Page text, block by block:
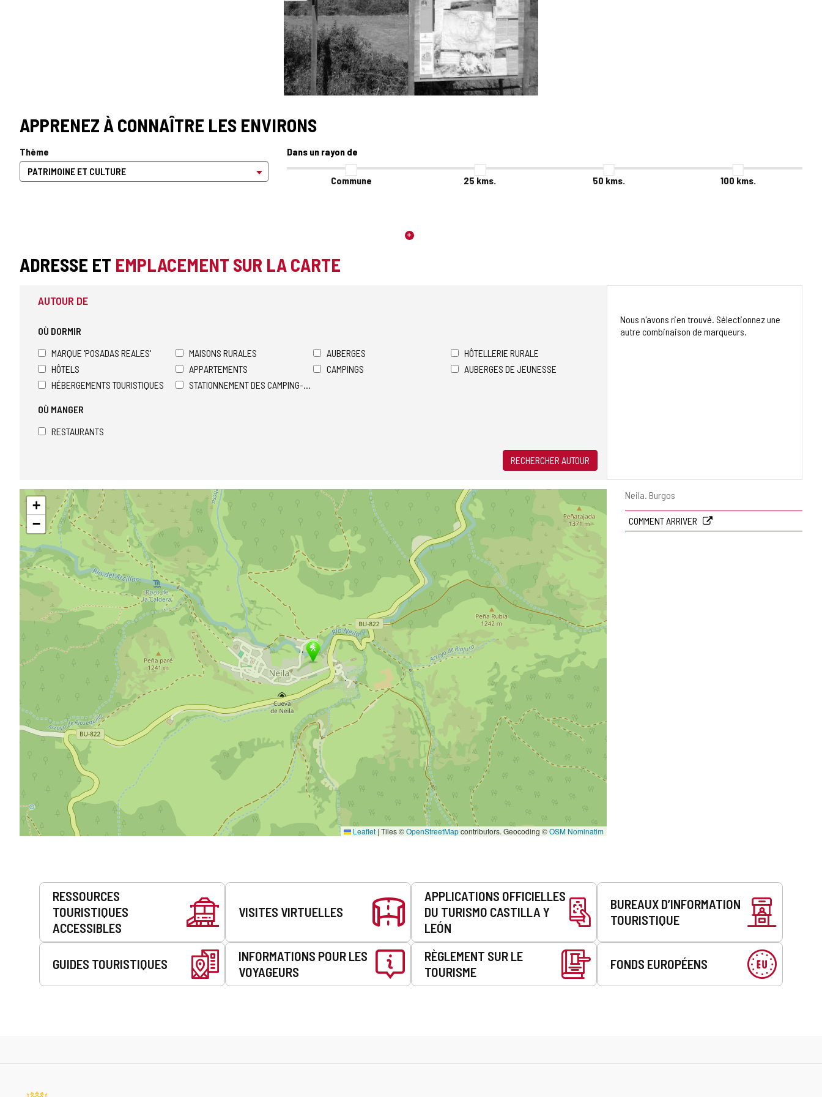
APPRENEZ À CONNAÎTRE LES ENVIRONS
Thème Dans un rayon de
Commune 25 kms. 50 kms. 100 kms.
ADRESSE ET EMPLACEMENT SUR LA CARTE
Adresse
Neila. Burgos
COMMENT ARRIVER
AUTOUR DE
OÙ DORMIR
MARQUE 'POSADAS REALES'
MAISONS RURALES AUBERGES
HÔTELLERIE RURALE
HÔTELS
APPARTEMENTS CAMPINGS
AUBERGES DE JEUNESSE
HÉBERGEMENTS TOURISTIQUES
STATIONNEMENT DES CAMPING-CARS
OÙ MANGER
RESTAURANTS
RECHERCHER AUTOUR
Nous n'avons rien trouvé. Sélectionnez une
autre combinaison de marqueurs.
Sauter
carte
+
−
Leaflet | Tiles ©OpenStreetMapcontributors. Geocoding ©OSM Nominatim
Prestations
RESSOURCES
TOURISTIQUES
ACCESSIBLES
VISITES VIRTUELLES
APPLICATIONS OFFICIELLES
DU TURISMO CASTILLA Y
LEÓN
BUREAUX D’INFORMATION
TOURISTIQUE
GUIDES TOURISTIQUES
INFORMATIONS POUR LES
VOYAGEURS
RÈGLEMENT SUR LE
TOURISME
FONDS EUROPÉENS